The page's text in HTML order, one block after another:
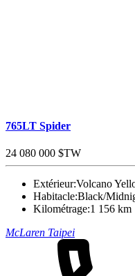
765LT Spider
24 080 000 $TW
Extérieur:Volcano
Habitacle:Black/
Kilométrage:1 156 km
McLaren Taipei